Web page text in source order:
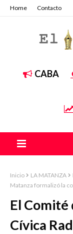
Home Contacto
CABA
Inicio LA MATANZA
Matanza formalizó la
El
Cívica